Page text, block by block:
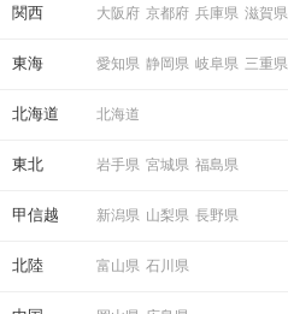
関西 大阪府 京都府 兵庫県 滋賀県
東海 愛知県 静岡県 岐阜県 三重県
北海道 北海道
東北 岩手県 宮城県 福島県
甲信越 新潟県 山梨県 長野県
北陸 富山県 石川県